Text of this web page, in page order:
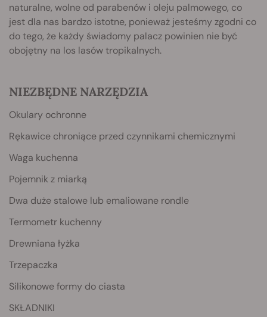
naturalne, wolne od parabenów i oleju palmowego, co
jest dla nas bardzo istotne, ponieważ jesteśmy zgodni co
do tego, że każdy świadomy palacz powinien nie być
obojętny na los lasów tropikalnych.
NIEZBĘDNE NARZĘDZIA
Okulary ochronne
Rękawice chroniące przed czynnikami chemicznymi
Waga kuchenna
Pojemnik z miarką
Dwa duże stalowe lub emaliowane rondle
Termometr kuchenny
Drewniana łyżka
Trzepaczka
Silikonowe formy do ciasta
SKŁADNIKI